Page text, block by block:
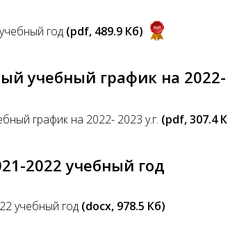
год (pdf, 489.9 Кб)
учебный график на 2022-
график на 2022- 2023 у.г. (pdf, 307.4
2022 учебный год
учебный год (docx, 978.5 Кб)